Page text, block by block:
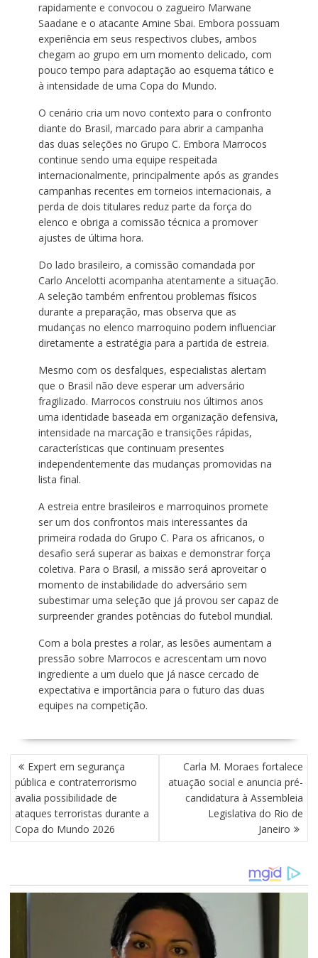
rapidamente e convocou o zagueiro Marwane
Saadane e o atacante Amine Sbai. Embora possuam
experiência em seus respectivos clubes, ambos
chegam ao grupo em um momento delicado, com
pouco tempo para adaptação ao esquema tático e
à intensidade de uma Copa do Mundo.
O cenário cria um novo contexto para o confronto
diante do Brasil, marcado para abrir a campanha
das duas seleções no Grupo C. Embora Marrocos
continue sendo uma equipe respeitada
internacionalmente, principalmente após as grandes
campanhas recentes em torneios internacionais, a
perda de dois titulares reduz parte da força do
elenco e obriga a comissão técnica a promover
ajustes de última hora.
Do lado brasileiro, a comissão comandada por
Carlo Ancelotti acompanha atentamente a situação.
A seleção também enfrentou problemas físicos
durante a preparação, mas observa que as
mudanças no elenco marroquino podem influenciar
diretamente a estratégia para a partida de estreia.
Mesmo com os desfalques, especialistas alertam
que o Brasil não deve esperar um adversário
fragilizado. Marrocos construiu nos últimos anos
uma identidade baseada em organização defensiva,
intensidade na marcação e transições rápidas,
características que continuam presentes
independentemente das mudanças promovidas na
lista final.
A estreia entre brasileiros e marroquinos promete
ser um dos confrontos mais interessantes da
primeira rodada do Grupo C. Para os africanos, o
desafio será superar as baixas e demonstrar força
coletiva. Para o Brasil, a missão será aproveitar o
momento de instabilidade do adversário sem
subestimar uma seleção que já provou ser capaz de
surpreender grandes potências do futebol mundial.
Com a bola prestes a rolar, as lesões aumentam a
pressão sobre Marrocos e acrescentam um novo
ingrediente a um duelo que já nasce cercado de
expectativa e importância para o futuro das duas
equipes na competição.
N
A
V
G
A
O
Expert em segurança
pública e contraterrorismo
avalia possibilidade de
ataques terroristas durante a
Copa do Mundo 2026
Carla M. Moraes fortalece
atuação social e anuncia pré-
candidatura à Assembleia
Legislativa do Rio de
Janeiro